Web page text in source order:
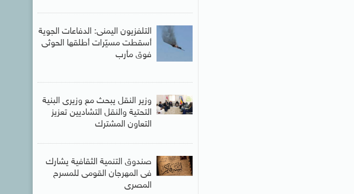
التلفزيون اليمنى: الدفاعات الجوية
أسقطت مسيّرات أطلقها الحوثى
فوق مأرب
وزير النقل يبحث مع وزيرى البنية
التحتية والنقل التشاديين تعزيز
التعاون المشترك
صندوق التنمية الثقافية يشارك
فى المهرجان القومى للمسرح
المصرى